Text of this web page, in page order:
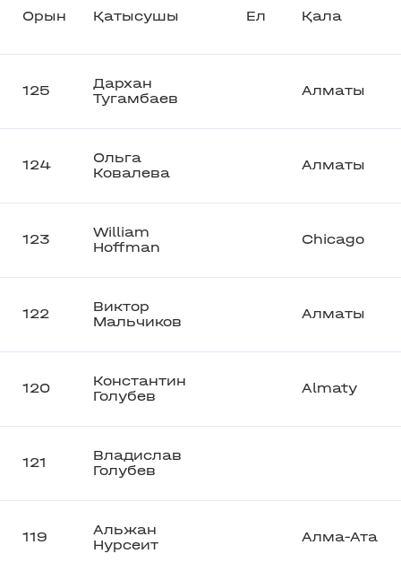
Орын Қатысушы Ел Қала
125
Дархан
Тугамбаев
Алматы
124
Ольга
Ковалева
Алматы
123
William
Hoffman
Chicago
122
Виктор
Мальчиков
Алматы
120
Константин
Голубев
Almaty
121
Владислав
Голубев
119
Альжан
Нурсеит
Алма-Ата